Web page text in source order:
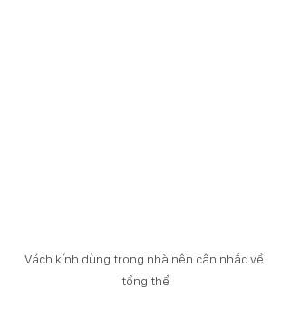
Vách kính dùng trong nhà nên cân nhắc về
tổng thể